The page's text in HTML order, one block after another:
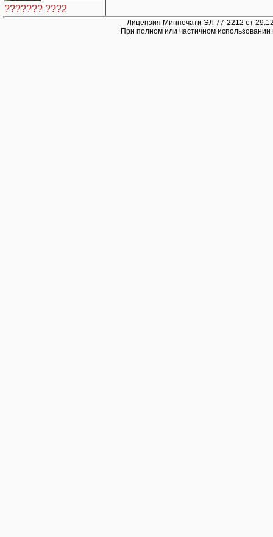
??????? ???2
Лицензия Минпечати ЭЛ 77-2212 от
При полном или частичном